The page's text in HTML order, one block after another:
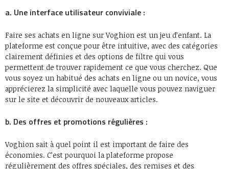
a. Une interface utilisateur conviviale :
Faire ses achats en ligne sur Voghion est un jeu d’enfant. La
plateforme est conçue pour être intuitive, avec des catégories
clairement définies et des options de filtre qui vous
permettent de trouver rapidement ce que vous cherchez. Que
vous soyez un habitué des achats en ligne ou un novice, vous
apprécierez la simplicité avec laquelle vous pouvez naviguer
sur le site et découvrir de nouveaux articles.
b. Des offres et promotions régulières :
Voghion sait à quel point il est important de faire des
économies. C’est pourquoi la plateforme propose
régulièrement des offres spéciales, des remises et des